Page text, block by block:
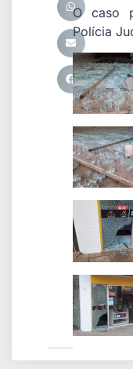
O caso
Polícia